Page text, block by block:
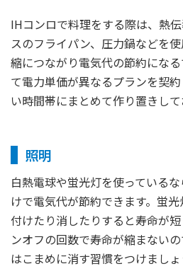
IHコンロで料理をする際は、熱
スのフライパン、圧力鍋などを
縮につながり電気代の節約にな
て電力単価が異なるプランを契
い時間帯にまとめて作り置きして
照明
白熱電球や蛍光灯を使っている
けで電気代が節約できます。蛍
付けたり消したりすると寿命が
ンオフの回数で寿命が縮まない
はこまめに消す習慣をつけましょ